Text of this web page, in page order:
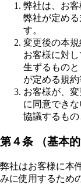
弊社は、お
弊社が定め
す。
変更後の本
お客様に対
生ずるもの
が定める規約
お客様が、
に同意でき
協議するもの
第４条 （基本的
弊社はお客様に本
みに使用するため